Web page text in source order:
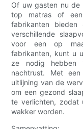
Of uw gasten nu de
top matras of
fabrikanten
verschillende
voor een op
fabrikanten, kunt u
ze nodig hebben
nachtrust. Met
uitlijning van de
om een ​​gezond
te verlichten, zodat
wakker worden.